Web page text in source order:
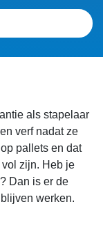
als stapelaar
verf nadat ze
pallets en dat
zijn. Heb je
Dan is er de
werken.